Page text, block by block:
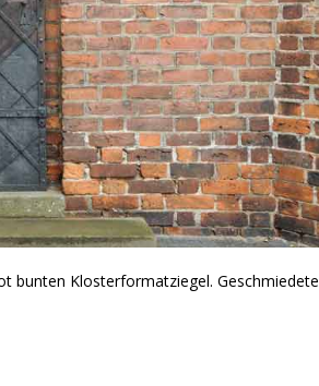
bunten Klosterformatziegel. Geschmiedete